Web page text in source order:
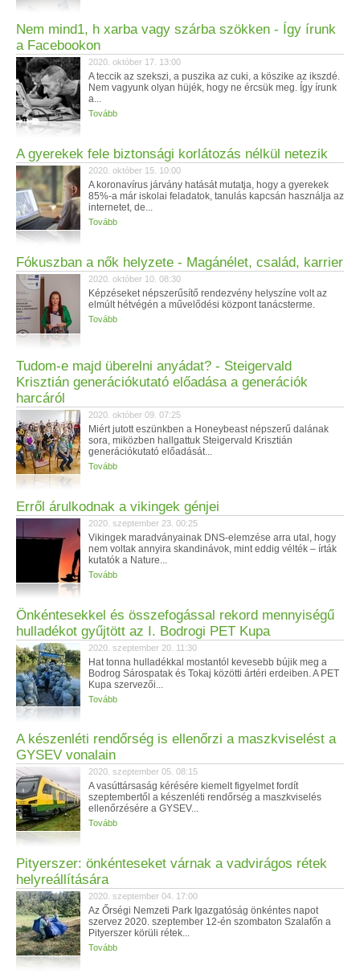
Nem mind1, h xarba vagy szárba szökken - Így írunk
a Facebookon
2020. október 17. 13:00
A teccik az szekszi, a puszika az cuki, a köszike az ikszdé.
Nem vagyunk olyan hüjék, hogy ne ércsük meg. Így írunk
a...
Tovább
A gyerekek fele biztonsági korlátozás nélkül netezik
2020. október 15. 10:00
A koronavírus járvány hatását mutatja, hogy a gyerekek
85%-a már iskolai feladatok, tanulás kapcsán használja az
internetet, de...
Tovább
Fókuszban a nők helyzete - Magánélet, család, karrier
2020. október 10. 08:30
Képzéseket népszerűsítő rendezvény helyszíne volt az
elmúlt hétvégén a művelődési központ tanácsterme.
Tovább
Tudom-e majd überelni anyádat? - Steigervald
Krisztián generációkutató előadása a generációk
harcáról
2020. október 09. 07:25
Miért jutott eszünkben a Honeybeast népszerű dalának
sora, miközben hallgattuk Steigervald Krisztián
generációkutató előadását...
Tovább
Erről árulkodnak a vikingek génjei
2020. szeptember 23. 00:25
Vikingek maradványainak DNS-elemzése arra utal, hogy
nem voltak annyira skandinávok, mint eddig vélték – írták
kutatók a Nature...
Tovább
Önkéntesekkel és összefogással rekord mennyiségű
hulladékot gyűjtött az I. Bodrogi PET Kupa
2020. szeptember 20. 11:30
Hat tonna hulladékkal mostantól kevesebb bújik meg a
Bodrog Sárospatak és Tokaj közötti ártéri erdeiben. A PET
Kupa szervezői...
Tovább
A készenléti rendőrség is ellenőrzi a maszkviselést a
GYSEV vonalain
2020. szeptember 05. 08:15
A vasúttársaság kérésére kiemelt figyelmet fordít
szeptembertől a készenléti rendőrség a maszkviselés
ellenőrzésére a GYSEV...
Tovább
Pityerszer: önkénteseket várnak a vadvirágos rétek
helyreállítására
2020. szeptember 04. 17:00
Az Őrségi Nemzeti Park Igazgatóság önkéntes napot
szervez 2020. szeptember 12-én szombaton Szalafőn a
Pityerszer körüli rétek...
Tovább